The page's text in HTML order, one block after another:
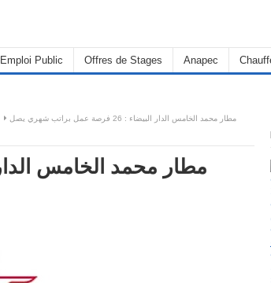
Emploi Public Offres de Stages Anapec
مطار محمد الخامس الدار البيضاء : 26 فرصة عمل براتب شهري يصل